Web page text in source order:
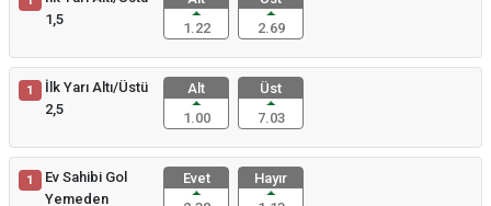
1,5
1.22
2.69
1
İlk Yarı Altı/Üstü
2,5
Alt
1.00
Üst
7.03
1
Ev Sahibi Gol
Yemeden
Evet
Hayır